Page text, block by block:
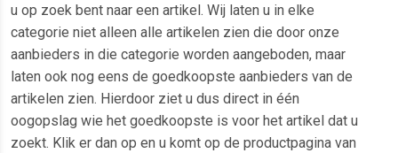
u op zoek bent naar een artikel. Wij laten u in elke
categorie niet alleen alle artikelen zien die door onze
aanbieders in die categorie worden aangeboden, maar
laten ook nog eens de goedkoopste aanbieders van de
artikelen zien. Hierdoor ziet u dus direct in één
oogopslag wie het goedkoopste is voor het artikel dat u
zoekt. Klik er dan op en u komt op de productpagina van